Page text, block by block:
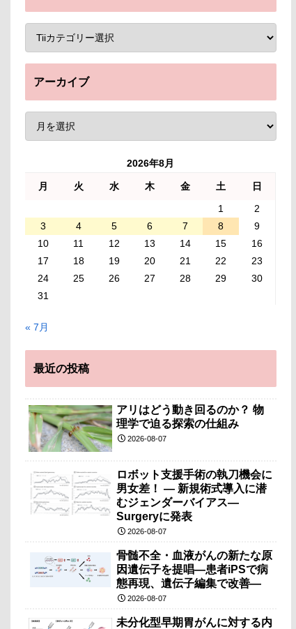
アーカイブ
2026年8月
月 火 水 木 金 土
日
1
2
3
4 5 6 7 8
9
10
11 12 13 14 15
16
17
18 19 20 21 22
23
24
25 26 27 28 29
30
31
« 7月
最近の投稿
アリはどう動き回るのか？ 物
理学で迫る探索の仕組み
2026-08-07
ロボット支援手術の執刀機会に
男女差！ — 新規術式導入に潜
むジェンダーバイアス—
Surgeryに発表
2026-08-07
骨髄不全・血液がんの新たな原
因遺伝子を提唱―患者iPSで病
態再現、遺伝子編集で改善―
2026-08-07
未分化型早期胃がんに対する内